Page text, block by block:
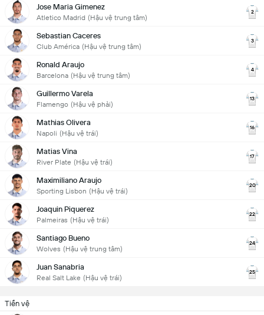
Jose Maria Gimenez
Atletico Madrid (Hậu vệ trung tâm)
2
Sebastian Caceres
Club América (Hậu vệ trung tâm)
3
Ronald Araujo
Barcelona (Hậu vệ trung tâm)
4
Guillermo Varela
Flamengo (Hậu vệ phải)
13
Mathias Olivera
Napoli (Hậu vệ trái)
16
Matias Vina
River Plate (Hậu vệ trái)
17
Maximiliano Araujo
Sporting Lisbon (Hậu vệ trái)
20
Joaquin Piquerez
Palmeiras (Hậu vệ trái)
22
Santiago Bueno
Wolves (Hậu vệ trung tâm)
24
Juan Sanabria
Real Salt Lake (Hậu vệ trái)
25
Tiền vệ